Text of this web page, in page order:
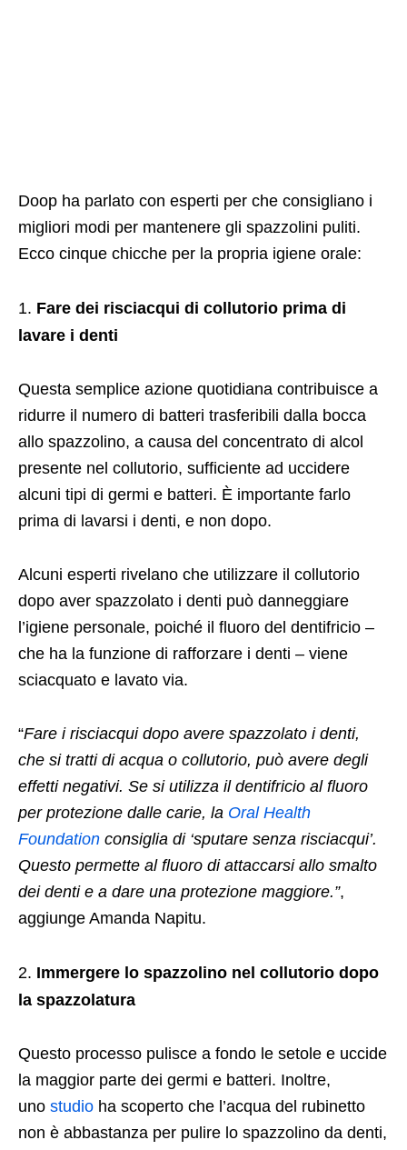
Doop ha parlato con esperti per che consigliano i
migliori modi per mantenere gli spazzolini puliti.
Ecco cinque chicche per la propria igiene orale:
Fare dei risciacqui di collutorio prima di
lavare i denti
Questa semplice azione quotidiana contribuisce a
ridurre il numero di batteri trasferibili dalla bocca
allo spazzolino, a causa del concentrato di alcol
presente nel collutorio, sufficiente ad uccidere
alcuni tipi di germi e batteri. È importante farlo
prima di lavarsi i denti, e non dopo.
Alcuni esperti rivelano che utilizzare il collutorio
dopo aver spazzolato i denti può danneggiare
l’igiene personale, poiché il fluoro del dentifricio –
che ha la funzione di rafforzare i denti – viene
sciacquato e lavato via.
“Fare i risciacqui dopo avere spazzolato i denti,
che si tratti di acqua o collutorio, può avere degli
effetti negativi. Se si utilizza il dentifricio al fluoro
per protezione dalle carie, la Oral Health
Foundation consiglia di ‘sputare senza risciacqui’.
Questo permette al fluoro di attaccarsi allo smalto
dei denti e a dare una protezione maggiore.”,
aggiunge Amanda Napitu.
Immergere lo spazzolino nel collutorio dopo
la spazzolatura
Questo processo pulisce a fondo le setole e uccide
la maggior parte dei germi e batteri. Inoltre,
uno studio ha scoperto che l’acqua del rubinetto
non è abbastanza per pulire lo spazzolino da denti,